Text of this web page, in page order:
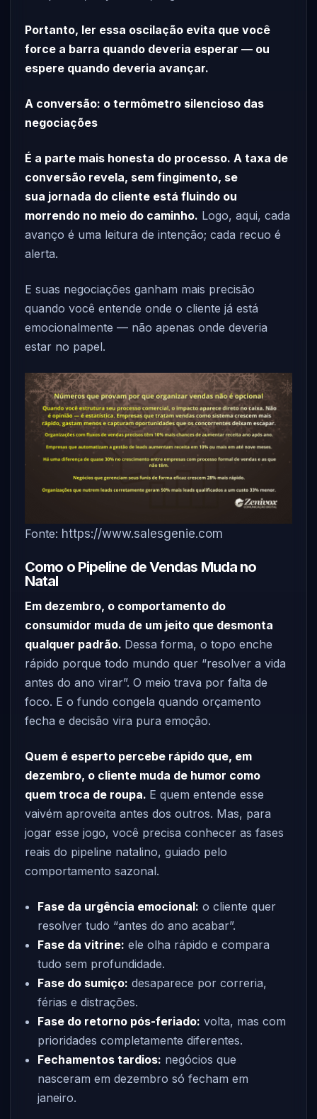
Portanto, ler essa oscilação evita que você
force a barra quando deveria esperar — ou
espere quando deveria avançar.
A conversão: o termômetro silencioso das
negociações
É a parte mais honesta do processo. A taxa de
conversão revela, sem fingimento, se
sua jornada do cliente está fluindo ou
morrendo no meio do caminho. Logo, aqui, cada
avanço é uma leitura de intenção; cada recuo é
alerta.
E suas negociações ganham mais precisão
quando você entende onde o cliente já está
emocionalmente — não apenas onde deveria
estar no papel.
Fonte: https://www.salesgenie.com
Como o Pipeline de Vendas Muda no
Natal
Em dezembro, o comportamento do
consumidor muda de um jeito que desmonta
qualquer padrão. Dessa forma, o topo enche
rápido porque todo mundo quer “resolver a vida
antes do ano virar”. O meio trava por falta de
foco. E o fundo congela quando orçamento
fecha e decisão vira pura emoção.
Quem é esperto percebe rápido que, em
dezembro, o cliente muda de humor como
quem troca de roupa. E quem entende esse
vaivém aproveita antes dos outros. Mas, para
jogar esse jogo, você precisa conhecer as fases
reais do pipeline natalino, guiado pelo
comportamento sazonal.
Fase da urgência emocional: o cliente quer
resolver tudo “antes do ano acabar”.
Fase da vitrine: ele olha rápido e compara
tudo sem profundidade.
Fase do sumiço: desaparece por correria,
férias e distrações.
Fase do retorno pós-feriado: volta, mas com
prioridades completamente diferentes.
Fechamentos tardios: negócios que
nasceram em dezembro só fecham em
janeiro.